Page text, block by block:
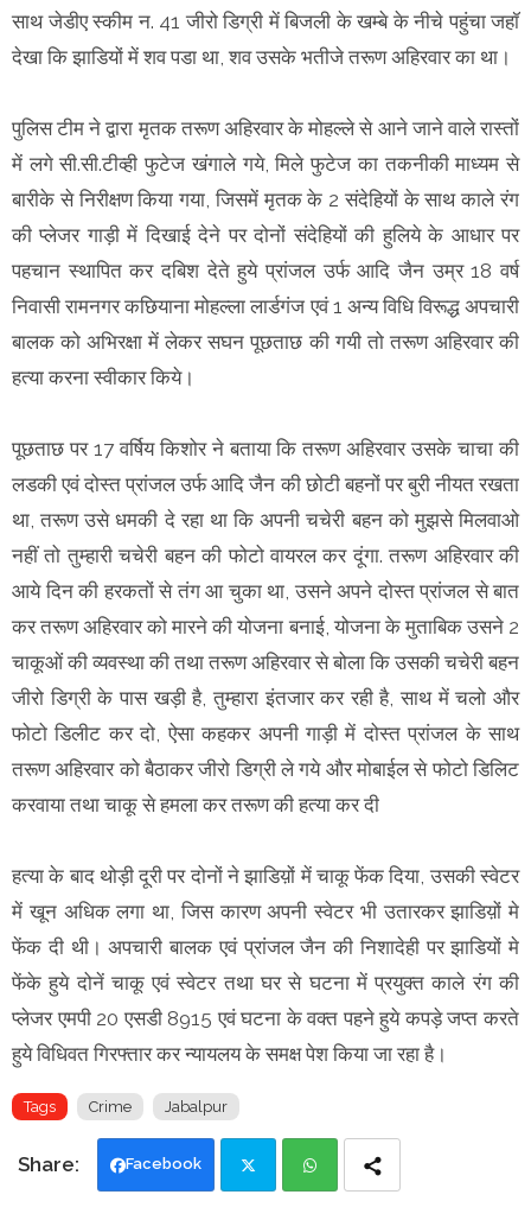
साथ जेडीए स्कीम न. 41 जीरो डिग्री में बिजली के खम्बे के नीचे पहुंचा जहॉ
देखा कि झाडियों में शव पडा था, शव उसके भतीजे तरूण अहिरवार का था।
पुलिस टीम ने द्वारा मृतक तरूण अहिरवार के मोहल्ले से आने जाने वाले रास्तों
में लगे सी.सी.टीव्ही फुटेज खंगाले गये, मिले फुटेज का तकनीकी माध्यम से
बारीके से निरीक्षण किया गया, जिसमें मृतक के 2 संदेहियों के साथ काले रंग
की प्लेजर गाड़ी में दिखाई देने पर दोनों संदेहियों की हुलिये के आधार पर
पहचान स्थापित कर दबिश देते हुये प्रांजल उर्फ आदि जैन उम्र 18 वर्ष
निवासी रामनगर कछियाना मोहल्ला लार्डगंज एवं 1 अन्य विधि विरूद्ध अपचारी
बालक को अभिरक्षा में लेकर सघन पूछताछ की गयी तो तरूण अहिरवार की
हत्या करना स्वीकार किये।
पूछताछ पर 17 वर्षिय किशोर ने बताया कि तरूण अहिरवार उसके चाचा की
लडकी एवं दोस्त प्रांजल उर्फ आदि जैन की छोटी बहनों पर बुरी नीयत रखता
था, तरूण उसे धमकी दे रहा था कि अपनी चचेरी बहन को मुझसे मिलवाओ
नहीं तो तुम्हारी चचेरी बहन की फोटो वायरल कर दूंगा. तरूण अहिरवार की
आये दिन की हरकतों से तंग आ चुका था, उसने अपने दोस्त प्रांजल से बात
कर तरूण अहिरवार को मारने की योजना बनाई, योजना के मुताबिक उसने 2
चाकूओं की व्यवस्था की तथा तरूण अहिरवार से बोला कि उसकी चचेरी बहन
जीरो डिग्री के पास खड़ी है, तुम्हारा इंतजार कर रही है, साथ में चलो और
फोटो डिलीट कर दो, ऐसा कहकर अपनी गाड़ी में दोस्त प्रांजल के साथ
तरूण अहिरवार को बैठाकर जीरो डिग्री ले गये और मोबाईल से फोटो डिलिट
करवाया तथा चाकू से हमला कर तरूण की हत्या कर दी
हत्या के बाद थोड़ी दूरी पर दोनों ने झाडिय़ों में चाकू फेंक दिया, उसकी स्वेटर
में खून अधिक लगा था, जिस कारण अपनी स्वेटर भी उतारकर झाडिय़ों मे
फेंक दी थी। अपचारी बालक एवं प्रांजल जैन की निशादेही पर झाडियों मे
फेंके हुये दोनें चाकू एवं स्वेटर तथा घर से घटना में प्रयुक्त काले रंग की
प्लेजर एमपी 20 एसडी 8915 एवं घटना के वक्त पहने हुये कपड़े जप्त करते
हुये विधिवत गिरफ्तार कर न्यायलय के समक्ष पेश किया जा रहा है।
Tags Crime Jabalpur
Facebook